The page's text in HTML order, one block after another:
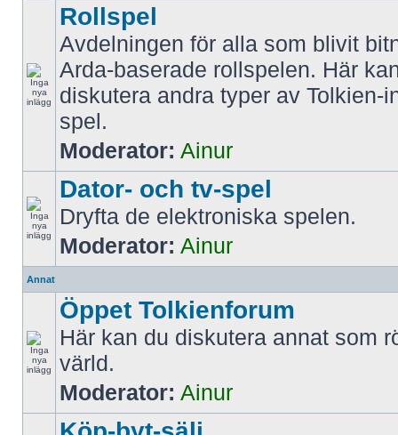
Rollspel
Avdelningen för alla som blivit
Arda-baserade rollspelen. Här
diskutera andra typer av Tolkien-
spel.
Moderator: Ainur
Dator- och tv-spel
Dryfta de elektroniska spelen.
Moderator: Ainur
Annat
Öppet Tolkienforum
Här kan du diskutera annat som
värld.
Moderator: Ainur